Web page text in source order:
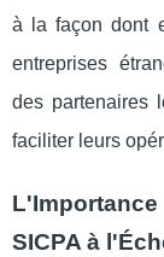
à la façon dont
entreprises
des partenaires
faciliter leurs
SICPA à